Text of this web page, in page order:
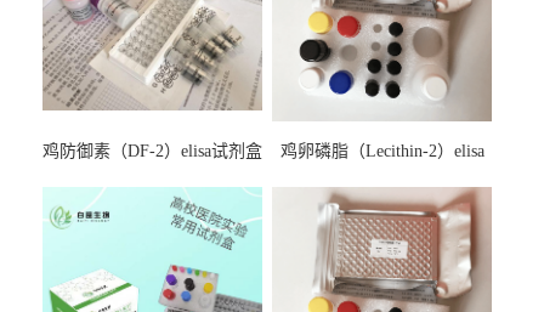
鸡防御素（DF-2）elisa试剂盒
鸡卵磷脂（Lecithin-2）elisa